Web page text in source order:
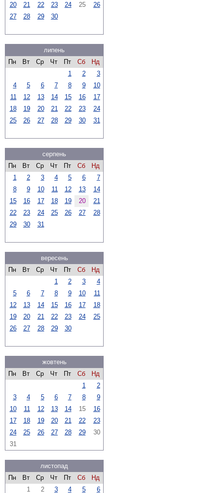
20
21 22 23 24 25
26
27
28 29 30
липень
Пн
Вт Ср Чт Пт Сб
Нд
1
2
3
4
5 6 7 8 9
10
11
12 13 14 15 16
17
18
19 20 21 22 23
24
25
26 27 28 29 30 31
серпень
Пн
Вт Ср Чт Пт Сб
Нд
1
2 3 4 5 6
7
8
9 10 11 12 13
14
15
16 17 18 19 20
21
22
23 24 25 26 27
28
29
30 31
вересень
Пн
Вт Ср Чт Пт Сб
Нд
1
2 3
4
5
6 7 8 9 10
11
12
13 14 15 16 17
18
19
20 21 22 23 24
25
26
27 28 29 30
жовтень
Пн
Вт Ср Чт Пт Сб
Нд
1
2
3
4 5 6 7 8
9
10
11 12 13 14 15
16
17
18 19 20 21 22
23
24
25 26 27 28 29
30
31
листопад
Пн
Вт Ср Чт Пт Сб
Нд
1
2 3 4 5
6